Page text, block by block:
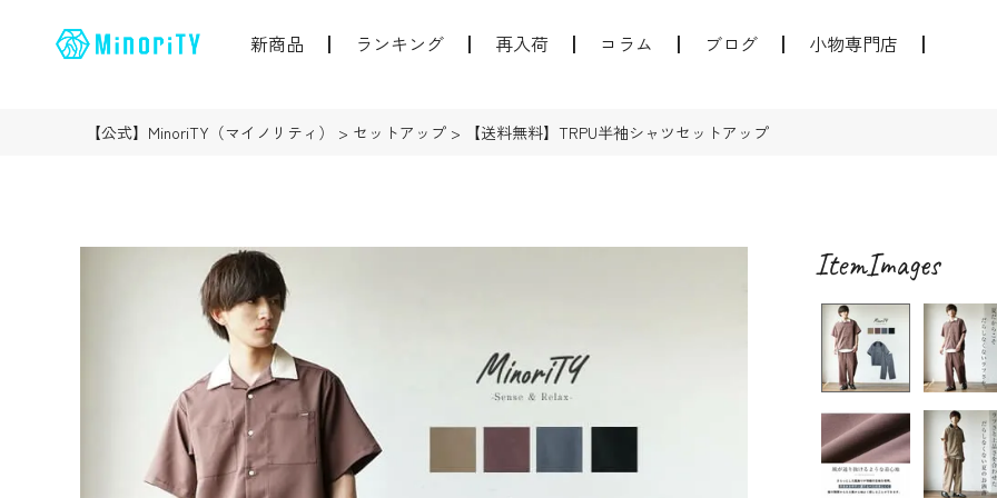
新商品 ランキング 再入荷 コラム ブログ 小物専門店
【公式】MinoriTY（マイノリティ） セットアップ 【送料無料】TRPU半袖シャツセットアップ